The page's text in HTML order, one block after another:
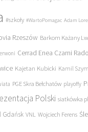
#szkoły #WartoPomagac Adam
Rzeszów Barkom Każany
Cerrad Enea Czarni
Kajetan Kubicki Kamil
PGE Skra Bełchatów playoffy
Polski siatkówka
Gdańsk VNL Wojciech Ferens